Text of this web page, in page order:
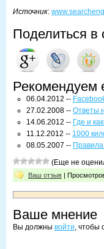
Источник:
Поделиться в
Рекомендуем
06.04.2012 --
27.02.2008 -- Ответы
14.06.2012 -- Где и
11.12.2012 -- 1000
08.05.2007 --
(Еще не
Ваш отзыв |
Ваше мнение
Вы должны войти, чтобы